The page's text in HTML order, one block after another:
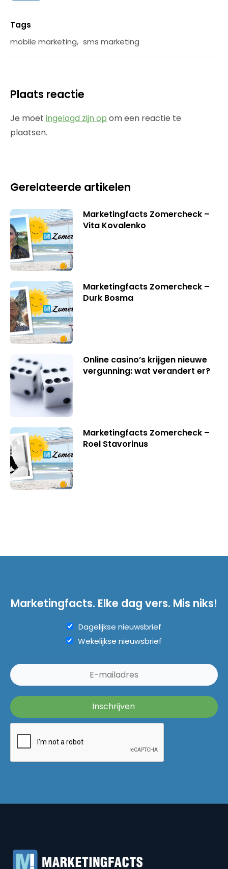
Tags
mobile marketing, sms marketing
Plaats reactie
Je moet ingelogd zijn op om een reactie te
plaatsen.
Gerelateerde artikelen
Marketingfacts Zomercheck –
Vita Kovalenko
Marketingfacts Zomercheck –
Durk Bosma
Online casino’s krijgen nieuwe
vergunning: wat verandert er?
Marketingfacts Zomercheck –
Roel Stavorinus
Marketingfacts. Elke dag vers. Mis niks!
Dagelijkse nieuwsbrief
Wekelijkse nieuwsbrief